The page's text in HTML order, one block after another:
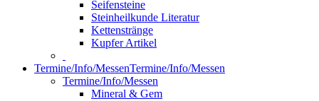
Seifensteine
Steinheilkunde Literatur
Kettenstränge
Kupfer Artikel
Termine/Info/MessenTermine/Info/Messen
Termine/Info/Messen
Mineral & Gem